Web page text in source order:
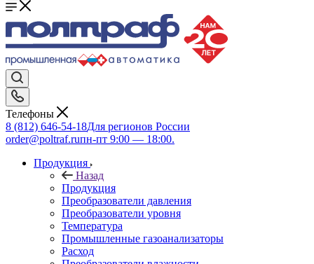
Телефоны
8 (812) 646-54-18Для регионов России
order@poltraf.ruпн-пт 9:00 — 18:00.
Продукция
Назад
Продукция
Преобразователи давления
Преобразователи уровня
Температура
Промышленные газоанализаторы
Расход